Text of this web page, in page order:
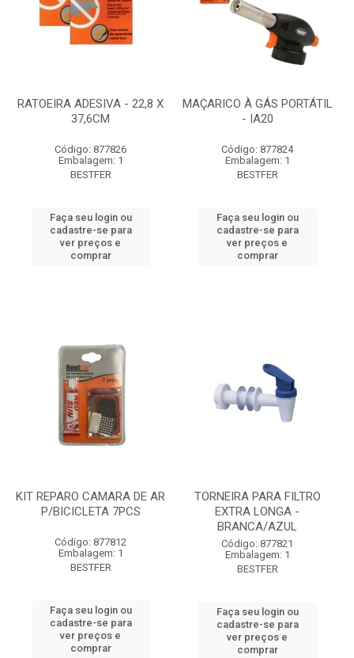
RATOEIRA ADESIVA - 22,8 X
37,6CM
Código: 877826
Embalagem: 1
BESTFER
Faça seu login ou
cadastre-se para
ver preços e
comprar
MAÇARICO À GÁS PORTÁTIL
- IA20
Código: 877824
Embalagem: 1
BESTFER
Faça seu login ou
cadastre-se para
ver preços e
comprar
KIT REPARO CAMARA DE AR
P/BICICLETA 7PCS
Código: 877812
Embalagem: 1
BESTFER
Faça seu login ou
cadastre-se para
ver preços e
comprar
TORNEIRA PARA FILTRO
EXTRA LONGA -
BRANCA/AZUL
Código: 877821
Embalagem: 1
BESTFER
Faça seu login ou
cadastre-se para
ver preços e
comprar